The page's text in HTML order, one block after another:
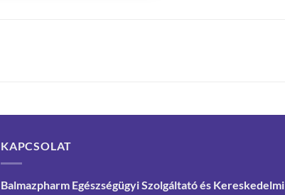
KAPCSOLAT
Balmazpharm Egészségügyi Szolgáltató és Kereskedelmi